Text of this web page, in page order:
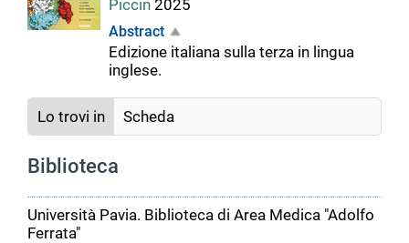
documento
Piccin 2025
Abstract
Edizione italiana sulla terza in lingua
inglese.
Lo trovi in Scheda
Biblioteca
Università Pavia. Biblioteca di Area Medica "Adolfo
Ferrata"